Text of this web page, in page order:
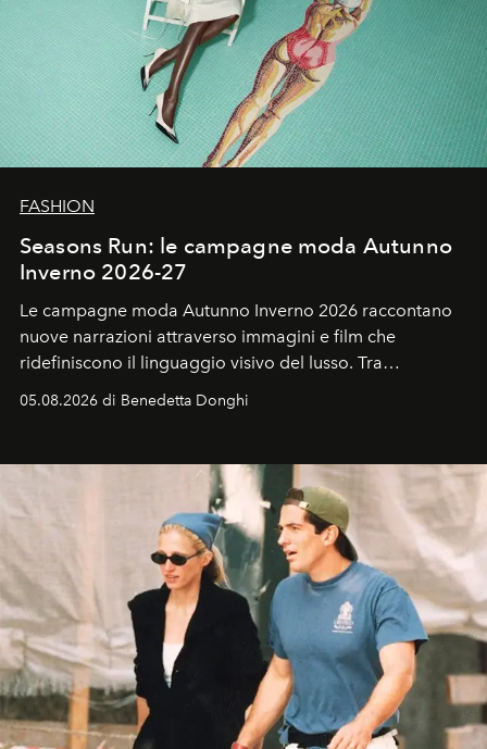
FASHION
Seasons Run: le campagne moda Autunno
Inverno 2026-27
Le campagne moda Autunno Inverno 2026 raccontano
nuove narrazioni attraverso immagini e film che
ridefiniscono il linguaggio visivo del lusso. Tra
protagonisti del cinema, volti della cultura
contemporanea e storytelling d'autore, le maison
di esprimere identità, visione e desiderio.
05.08.2026 di Benedetta Donghi